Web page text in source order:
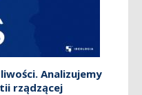
Analizujemy
rządzącej